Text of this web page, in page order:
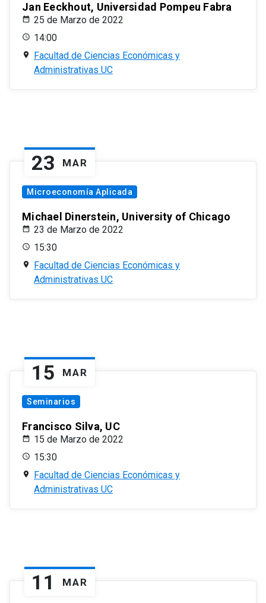
Jan Eeckhout, Universidad Pompeu Fabra
25 de Marzo de 2022
14:00
Facultad de Ciencias Económicas y
Administrativas UC
23 MAR
Microeconomía Aplicada
Michael Dinerstein, University of Chicago
23 de Marzo de 2022
15:30
Facultad de Ciencias Económicas y
Administrativas UC
15 MAR
Seminarios
Francisco Silva, UC
15 de Marzo de 2022
15:30
Facultad de Ciencias Económicas y
Administrativas UC
11 MAR